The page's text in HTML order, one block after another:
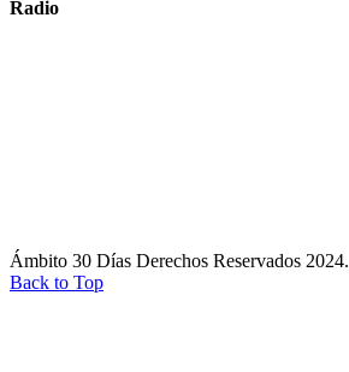
Radio
Ámbito 30 Días Derechos Reservados 2024.
Back to Top